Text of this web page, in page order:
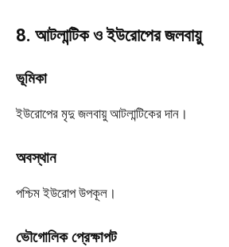
8. আটলান্টিক ও ইউরোপের জলবায়ু
ভূমিকা
ইউরোপের মৃদু জলবায়ু আটলান্টিকের দান।
অবস্থান
পশ্চিম ইউরোপ উপকূল।
ভৌগোলিক প্রেক্ষাপট